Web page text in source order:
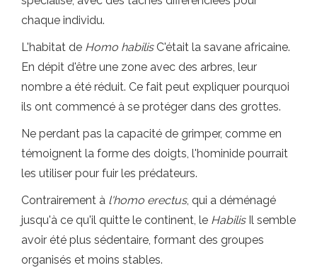
chaque individu.
L'habitat de Homo habilisC'était la savane africaine.
En dépit d'être une zone avec des arbres, leur
nombre a été réduit. Ce fait peut expliquer pourquoi
ils ont commencé à se protéger dans des grottes.
Ne perdant pas la capacité de grimper, comme en
témoignent la forme des doigts, l'hominide pourrait
les utiliser pour fuir les prédateurs.
Contrairement à l'homo erectus, qui a déménagé
jusqu'à ce qu'il quitte le continent, le HabilisIl semble
avoir été plus sédentaire, formant des groupes
organisés et moins stables.